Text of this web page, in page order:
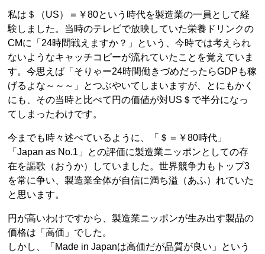
私は＄（US）＝￥80という時代を製造業の一員として経
験しました。当時のテレビで放映していた栄養ドリンクの
CMに「24時間戦えますか？」という、今時では考えられ
ないようなキャッチコピーが流れていたことを覚えていま
す。今思えば「そりゃー24時間働きづめだったらGDPも稼
げるよな～～～」とつぶやいてしまいますが、とにもかく
にも、その当時と比べて円の価値が対US＄で半分になっ
てしまったわけです。
今までも時々述べているように、「＄＝￥80時代」
「Japan as No.1」との評価に製造業ニッポンとしての存
在を謳歌（おうか）していました。世界競争力もトップ3
を常に争い、製造業全体が自信に満ち溢（あふ）れていた
と思います。
円が高いわけですから、製造業ニッポンが生み出す製品の
価格は「高価」でした。
しかし、「Made in Japanは高価だが品質が良い」という